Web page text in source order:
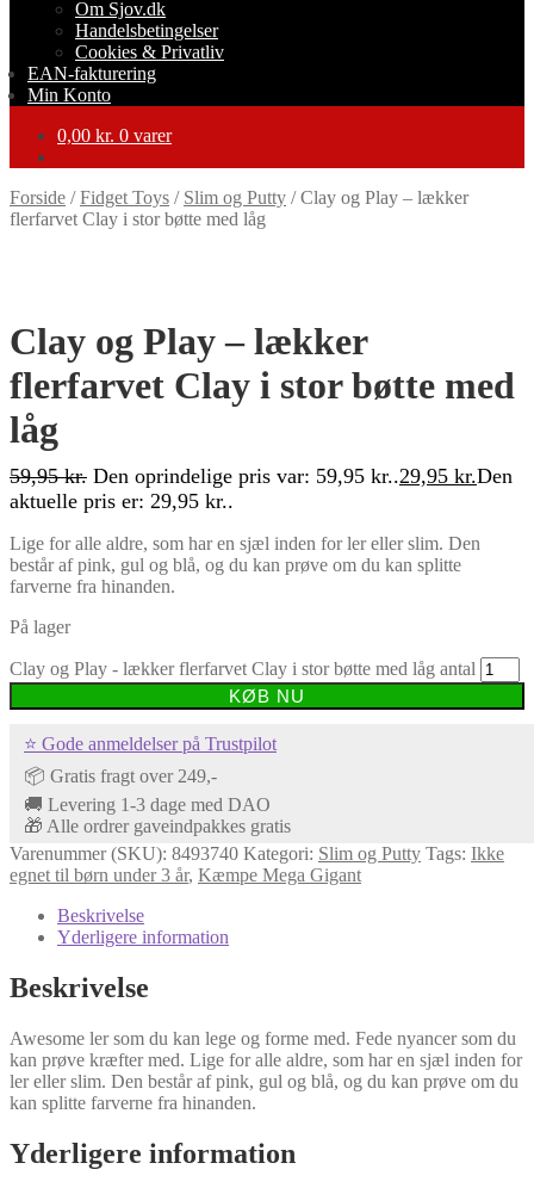
Om Sjov.dk
Handelsbetingelser
Cookies & Privatliv
EAN-fakturering
Min Konto
0,00 kr. 0 varer
Forside /Fidget Toys / Slim og Putty /Clay og Play – lækker
flerfarvet Clay i stor bøtte med låg
Clay og Play – lækker
flerfarvet Clay i stor bøtte med
låg
59,95kr. Den oprindelige pris var: 59,95 kr..29,95 kr.Den
aktuelle pris er: 29,95 kr..
Lige for alle aldre, som har en sjæl inden for ler eller slim. Den
består af pink, gul og blå, og du kan prøve om du kan splitte
farverne fra hinanden.
På lager
Clay og Play - lækker flerfarvet Clay i stor bøtte med låg antal
KØB NU
⭐ Gode anmeldelser på Trustpilot
📦 Gratis fragt over 249,-
🚚 Levering 1-3 dage med DAO
🎁 Alle ordrer gaveindpakkes gratis
Varenummer (SKU): 8493740 Kategori: Slim og Putty Tags: Ikke
egnet til børn under 3 år, Kæmpe Mega Gigant
Beskrivelse
Yderligere information
Beskrivelse
Awesome ler som du kan lege og forme med. Fede nyancer som du
kan prøve kræfter med. Lige for alle aldre, som har en sjæl inden for
ler eller slim. Den består af pink, gul og blå, og du kan prøve om du
kan splitte farverne fra hinanden.
Yderligere information